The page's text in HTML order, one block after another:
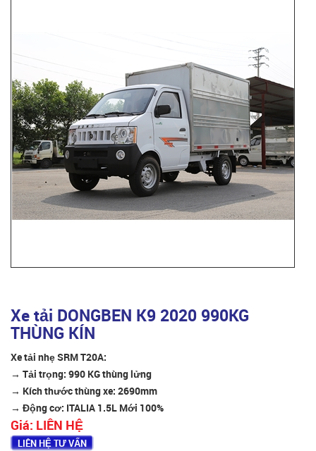
Xe tải DONGBEN K9 2020 990KG
THÙNG KÍN
Xe tải nhẹ SRM T20A:
→ Tải trọng: 990 KG thùng lửng
→ Kích thước thùng xe: 2690mm
→ Động cơ: ITALIA 1.5L Mới 100%
Giá: LIÊN HỆ
LIÊN HỆ TƯ VẤN